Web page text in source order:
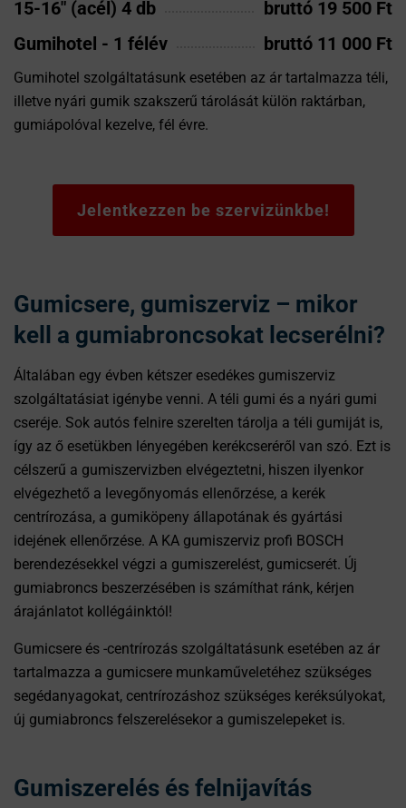
15-16" (acél) 4 db
bruttó 19 500 Ft
Gumihotel - 1 félév
bruttó 11 000 Ft
Gumihotel szolgáltatásunk esetében az ár tartalmazza téli,
illetve nyári gumik szakszerű tárolását külön raktárban,
gumiápolóval kezelve, fél évre.
Jelentkezzen be szervizünkbe!
Gumicsere, gumiszerviz – mikor
kell a gumiabroncsokat lecserélni?
Általában egy évben kétszer esedékes gumiszerviz
szolgáltatásiat igénybe venni. A téli gumi és a nyári gumi
cseréje. Sok autós felnire szerelten tárolja a téli gumiját is,
így az ő esetükben lényegében kerékcseréről van szó. Ezt is
célszerű a gumiszervizben elvégeztetni, hiszen ilyenkor
elvégezhető a levegőnyomás ellenőrzése, a kerék
centrírozása, a gumiköpeny állapotának és gyártási
idejének ellenőrzése. A KA gumiszerviz profi BOSCH
berendezésekkel végzi a gumiszerelést, gumicserét. Új
gumiabroncs beszerzésében is számíthat ránk, kérjen
árajánlatot kollégáinktól!
Gumicsere és -centrírozás szolgáltatásunk esetében az ár
tartalmazza a gumicsere munkaműveletéhez szükséges
segédanyagokat, centrírozáshoz szükséges keréksúlyokat,
új gumiabroncs felszerelésekor a gumiszelepeket is.
Gumiszerelés és felnijavítás